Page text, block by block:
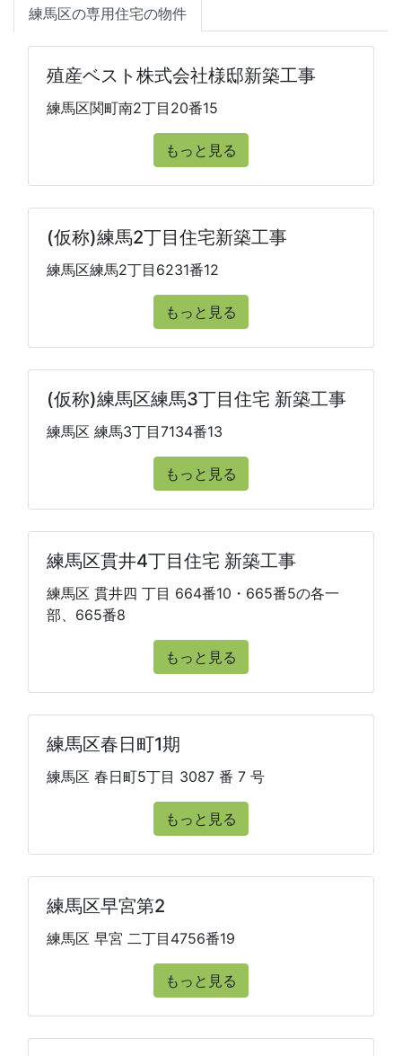
練馬区の専用住宅の物件
殖産ベスト株式会社様邸新築工事
練馬区関町南2丁目20番15
もっと見る
(仮称)練馬2丁目住宅新築工事
練馬区練馬2丁目6231番12
もっと見る
(仮称)練馬区練馬3丁目住宅 新築工事
練馬区 練馬3丁目7134番13
もっと見る
練馬区貫井4丁目住宅 新築工事
練馬区 貫井四 丁目 664番10・665番5の各一
部、665番8
もっと見る
練馬区春日町1期
練馬区 春日町5丁目 3087 番 7 号
もっと見る
練馬区早宮第2
練馬区 早宮 二丁目4756番19
もっと見る